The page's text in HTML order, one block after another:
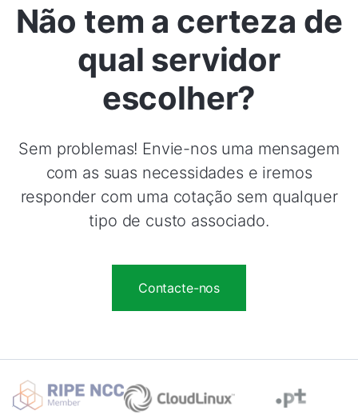
Não tem a certeza de
qual servidor
escolher?
Sem problemas! Envie-nos uma mensagem
com as suas necessidades e iremos
responder com uma cotação sem qualquer
tipo de custo associado.
Contacte-nos